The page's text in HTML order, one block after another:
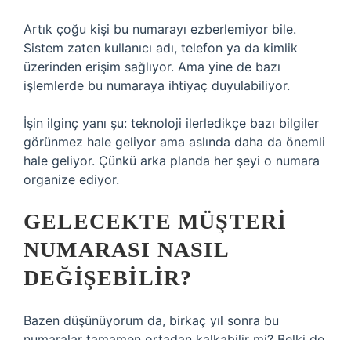
Artık çoğu kişi bu numarayı ezberlemiyor bile.
Sistem zaten kullanıcı adı, telefon ya da kimlik
üzerinden erişim sağlıyor. Ama yine de bazı
işlemlerde bu numaraya ihtiyaç duyulabiliyor.
İşin ilginç yanı şu: teknoloji ilerledikçe bazı bilgiler
görünmez hale geliyor ama aslında daha da önemli
hale geliyor. Çünkü arka planda her şeyi o numara
organize ediyor.
GELECEKTE MÜŞTERI
NUMARASI NASIL
DEĞIŞEBILIR?
Bazen düşünüyorum da, birkaç yıl sonra bu